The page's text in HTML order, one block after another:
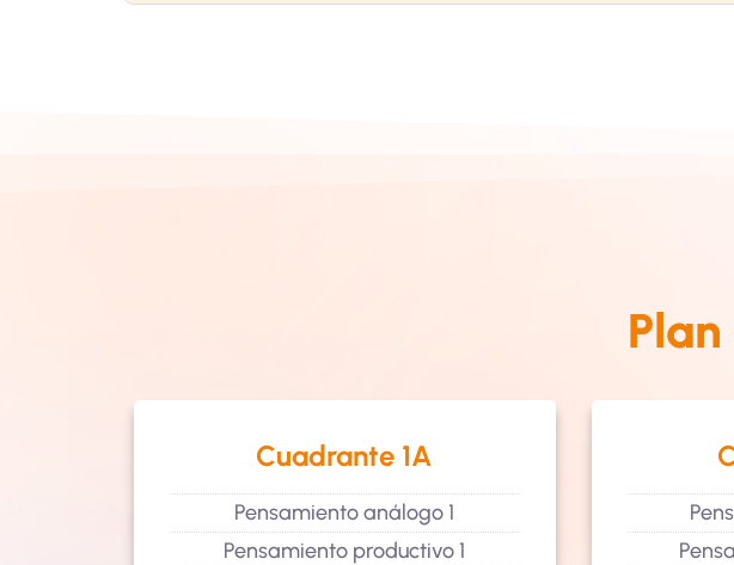
Cuadrante 1A
Pensamiento análogo 1
Pensamiento productivo 1